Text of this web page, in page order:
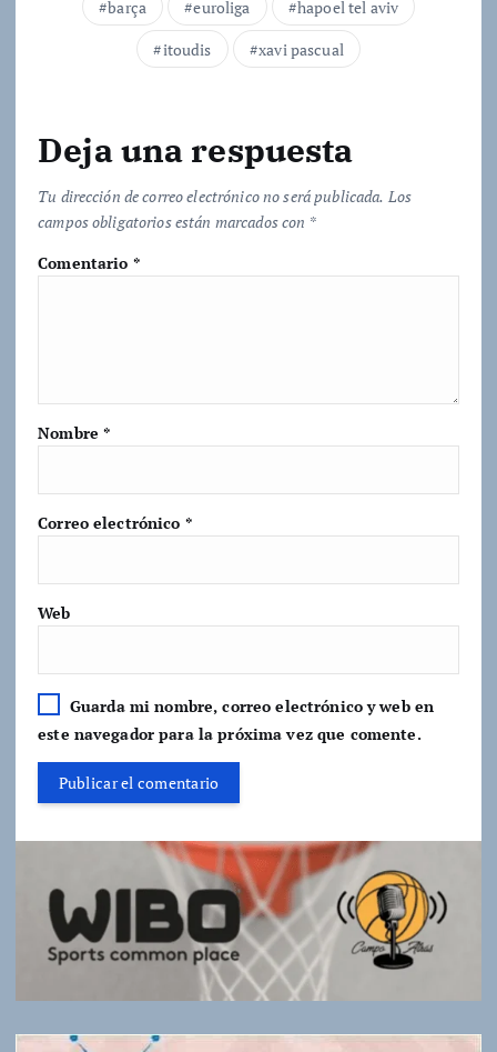
barça euroliga
hapoel tel aviv
itoudis
xavi pascual
Deja una respuesta
Tu dirección de correo electrónico no será publicada. Los
campos obligatorios están marcados con *
Comentario *
Nombre*
Correo electrónico *
Web
Guarda mi nombre, correo electrónico y web en
este navegador para la próxima vez que comente.